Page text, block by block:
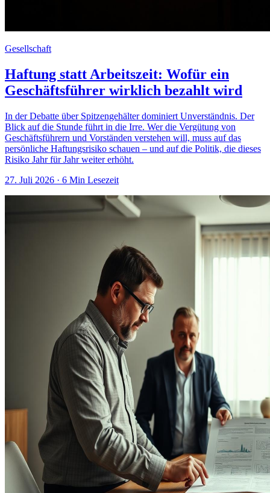
Gesellschaft
Haftung statt Arbeitszeit: Wofür ein
Geschäftsführer wirklich bezahlt wird
In der Debatte über Spitzengehälter dominiert Unverständnis. Der
Blick auf die Stunde führt in die Irre. Wer die Vergütung von
Geschäftsführern und Vorständen verstehen will, muss auf das
persönliche Haftungsrisiko schauen – und auf die Politik, die dieses
Risiko Jahr für Jahr weiter erhöht.
27. Juli 2026 · 6 Min Lesezeit